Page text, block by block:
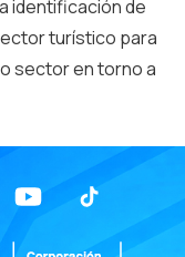
identificación de
turístico para
sector en torno a
Youtube